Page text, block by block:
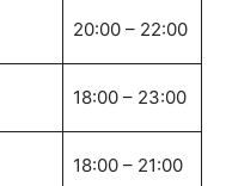
20:00 – 22:00
18:00 – 23:00
18:00 – 21:00